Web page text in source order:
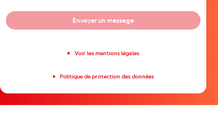
Envoyer un message
Voir les mentions légales
Politique de protection des données